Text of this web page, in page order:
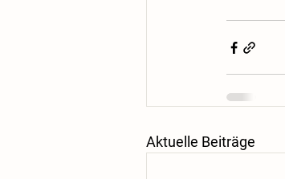
Aktuelle Beiträge